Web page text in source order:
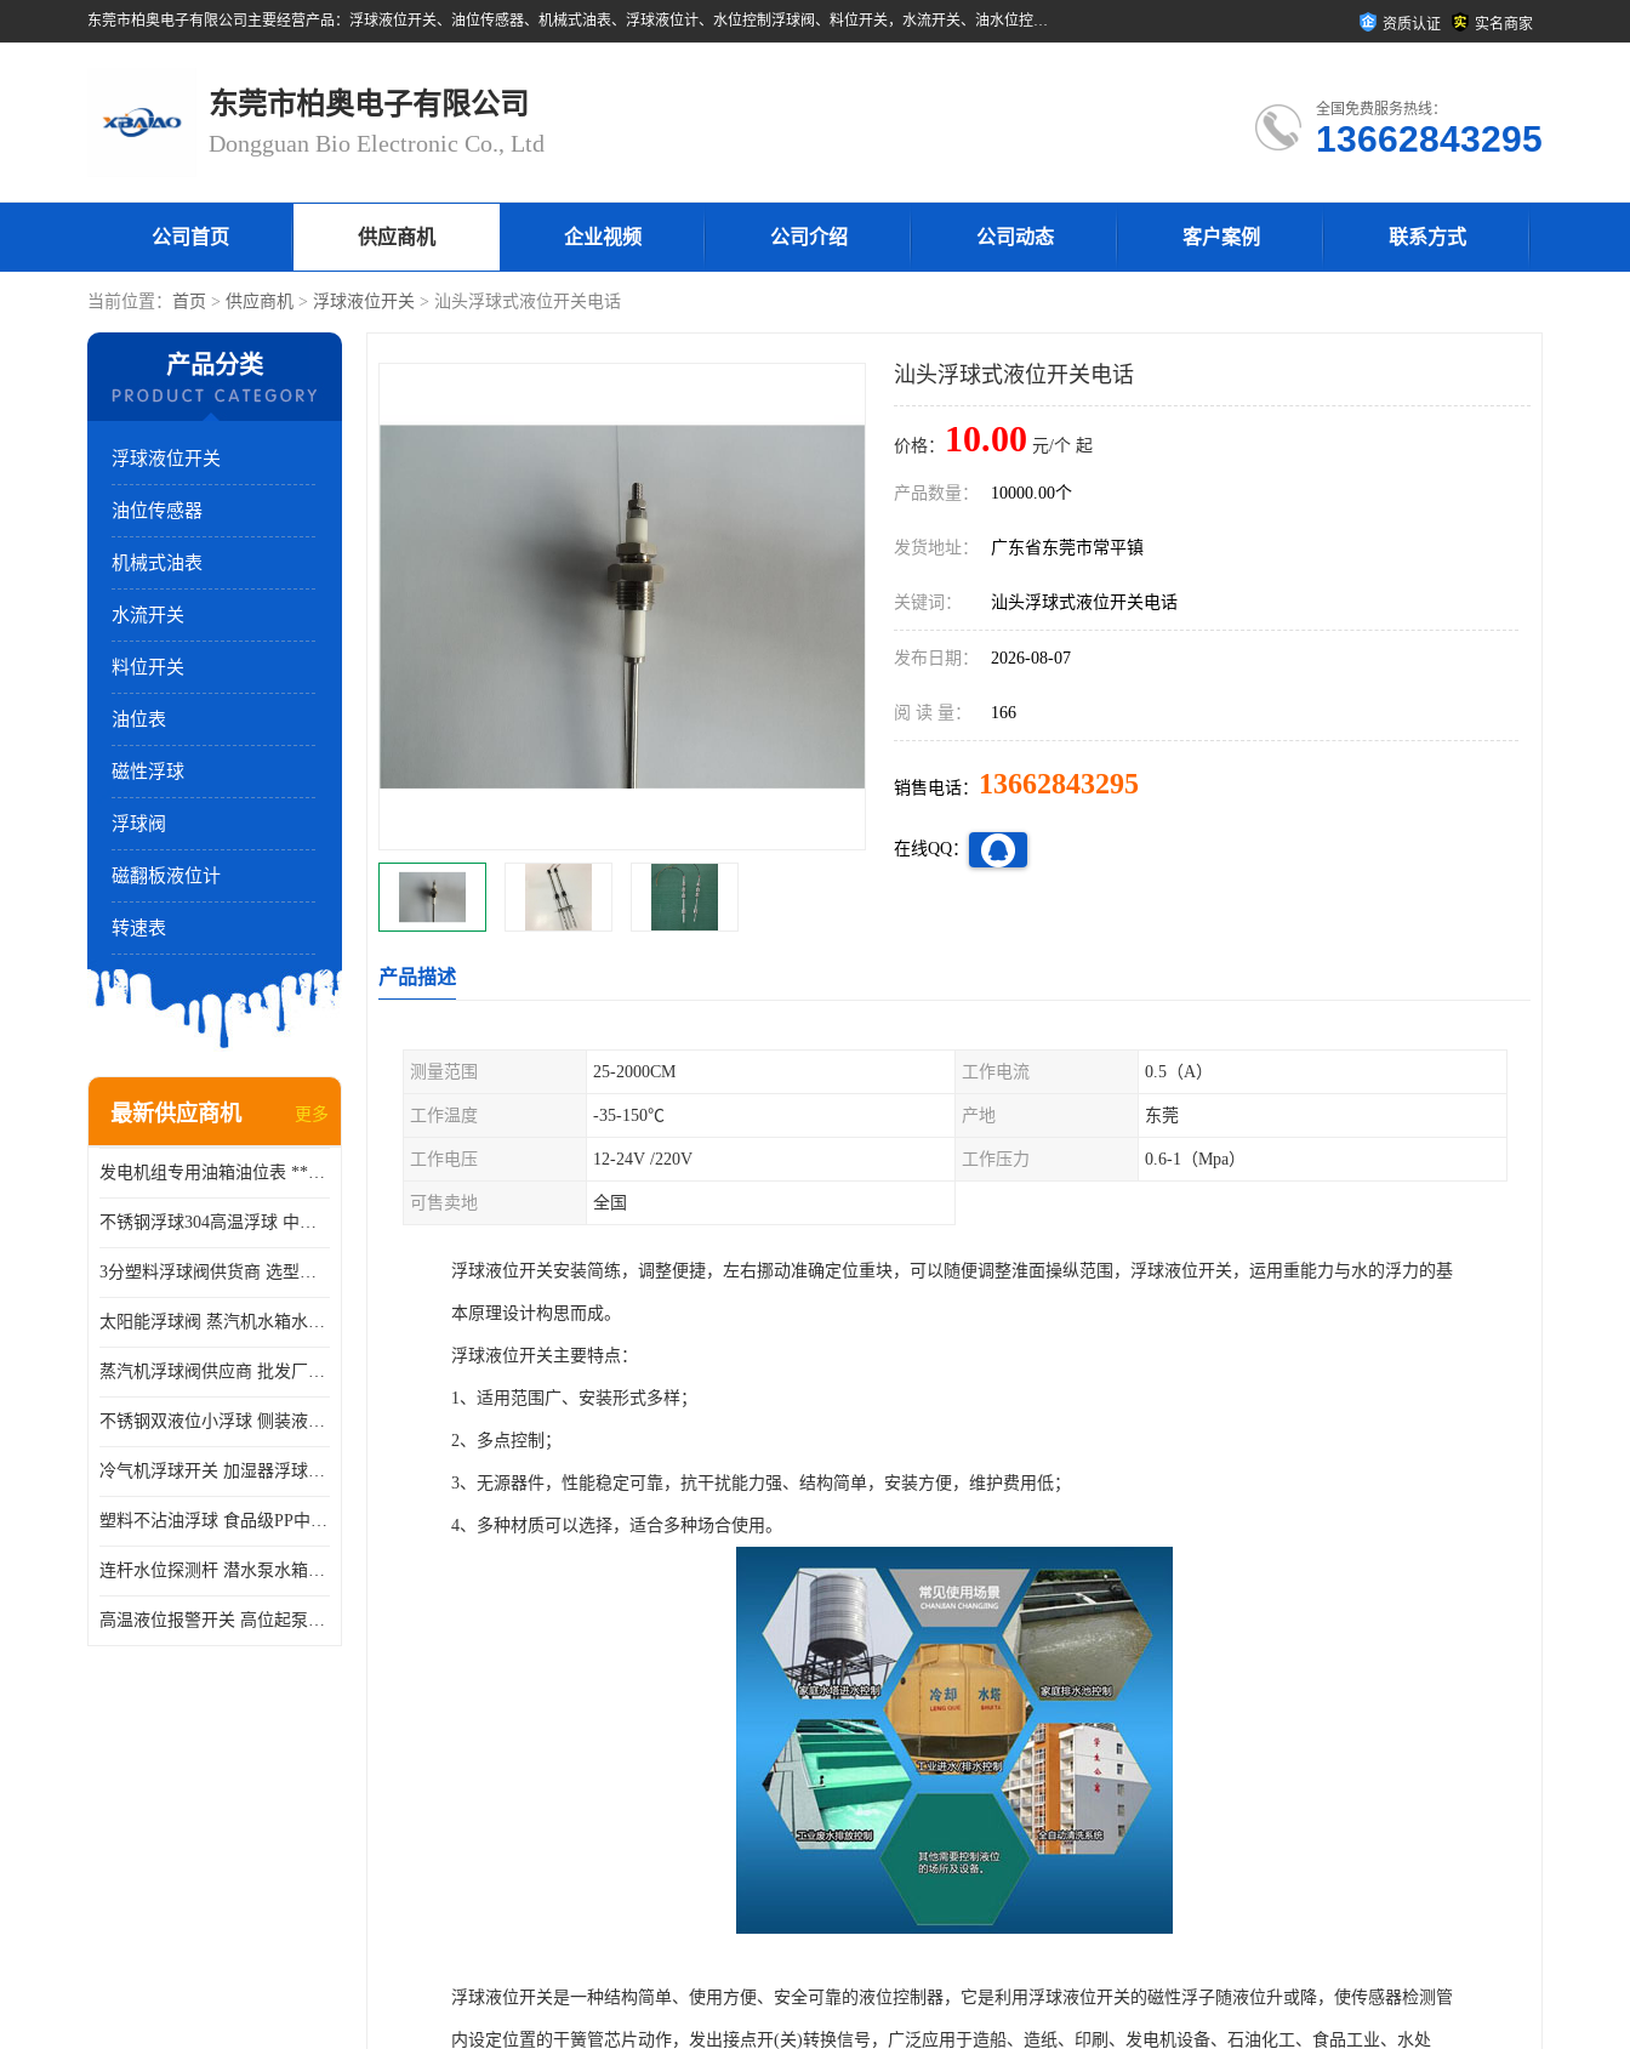
东莞市柏奥电子有限公司主要经营产品：浮球液位开关、油位传感器、机械式油表、浮球液位计、水位控制浮球阀、料位开关，水流开关、油水位控制配套仪表等。柏奥电子，您可信赖的合作伙伴 资质认证 实名商家
东莞市柏奥电子有限公司
Dongguan Bio Electronic Co., Ltd
全国免费服务热线：
13662843295
公司首页 供应商机 企业视频 公司介绍 公司动态 客户案例 联系方式
当前位置： 首页 > 供应商机 > 浮球液位开关 > 汕头浮球式液位开关电话
产品分类
浮球液位开关
油位传感器
机械式油表
水流开关
料位开关
油位表
磁性浮球
浮球阀
磁翻板液位计
转速表
最新供应商机 更多
发电机组专用油箱油位表 **指针式机械式油表
不锈钢浮球304高温浮球 中空磁性浮球 规格齐全
3分塑料浮球阀供货商 选型说明
太阳能浮球阀 蒸汽机水箱水位控制阀 规格齐全
蒸汽机浮球阀供应商 批发厂家 支持定制
不锈钢双液位小浮球 侧装液位开关 金属304/316材质
冷气机浮球开关 加湿器浮球磁环 闪电发货
塑料不沾油浮球 食品级PP中空浮球302514
连杆水位探测杆 潜水泵水箱水位控制器 非标定制
高温液位报警开关 高位起泵低水位停泵 不锈钢浮球开关
汕头浮球式液位开关电话
价格： 10.00 元/个 起
产品数量： 10000.00个
发货地址： 广东省东莞市常平镇
关键词： 汕头浮球式液位开关电话
发布日期： 2026-08-07
阅 读 量： 166
销售电话： 13662843295
在线QQ：
产品描述
测量范围 25-2000CM 工作电流 0.5（A）
工作温度 -35-150℃ 产地 东莞
工作电压 12-24V /220V 工作压力 0.6-1（Mpa）
可售卖地 全国
浮球液位开关安装简练，调整便捷，左右挪动准确定位重块，可以随便调整淮面操纵范围，浮球液位开关，运用重能力与水的浮力的基
本原理设计构思而成。
浮球液位开关主要特点：
1、适用范围广、安装形式多样；
2、多点控制；
3、无源器件，性能稳定可靠，抗干扰能力强、结构简单，安装方便，维护费用低；
4、多种材质可以选择，适合多种场合使用。
浮球液位开关是一种结构简单、使用方便、安全可靠的液位控制器，它是利用浮球液位开关的磁性浮子随液位升或降，使传感器检测管
内设定位置的干簧管芯片动作，发出接点开(关)转换信号，广泛应用于造船、造纸、印刷、发电机设备、石油化工、食品工业、水处